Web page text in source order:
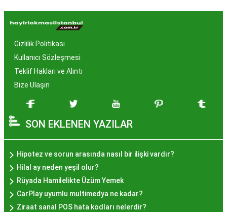
Hayır Lokması İstanbul'da
Neden Popüler?
İstanbul, tarih ve kültür mirasıyla öne çıkan bir
şehir olmasıyla birlikte, geleneksel lezzetlerle de
zenginleşmiştir. Hayır lokması, özel günlerde
hazırlanan ve lezzetiyle damaklarda unutulmaz
izler bırakan bir tatlıdır. İstanbul'da popüler
olmasının arkasında bu eşsiz lezzetin herkesi
cezbetmesi ve geleneksel dokunuşlarla
hazırlanması yatmaktadır.
Hayır Lokması İstanbul'da
Nerede Bulunur?
Gizlilik Politikası
Kullanıcı Sözleşmesi
Teklif Hakları ve Alıntı
Bize Ulaşın
SON EKLENEN YAZILAR
Hipotez ve sorun arasında nasıl bir ilişki vardır?
Hilal ay neden yeşil olur?
Rüyada Hamilelikte Üzüm Yemek
CarPlay uyumlu multimedya ne kadar?
Ziraat sanal POS hata kodları nelerdir?